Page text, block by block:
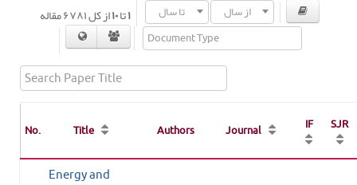
۱تا۱۰از کل۶۷۸۱مقاله از سال تا سال
No. Title Authors Journal IF SJR
Energy and